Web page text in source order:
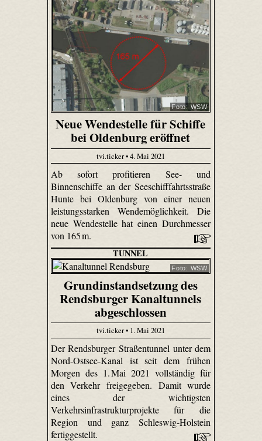
Foto: WSW
Neue Wendestelle für Schiffe
bei Oldenburg eröffnet
tvi.ticker • 4. Mai 2021
Ab sofort profitieren See- und
Binnenschiffe an der Seeschifffahrtsstraße
Hunte bei Oldenburg von einer neuen
leistungsstarken Wendemöglichkeit. Die
neue Wendestelle hat einen Durchmesser
von 165 m.
TUNNEL
Foto: WSW
Grundinstandsetzung des
Rendsburger Kanaltunnels
abgeschlossen
tvi.ticker • 1. Mai 2021
Der Rendsburger Straßentunnel unter dem
Nord-Ostsee-Kanal ist seit dem frühen
Morgen des 1. Mai 2021 vollständig für
den Verkehr freigegeben. Damit wurde
eines der wichtigsten
Verkehrsinfrastrukturprojekte für die
Region und ganz Schleswig-Holstein
fertiggestellt.